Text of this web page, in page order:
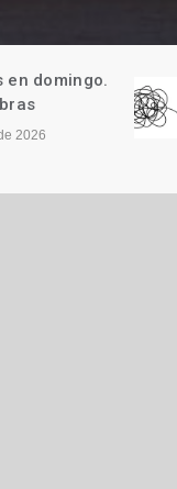
en domingo.
2026